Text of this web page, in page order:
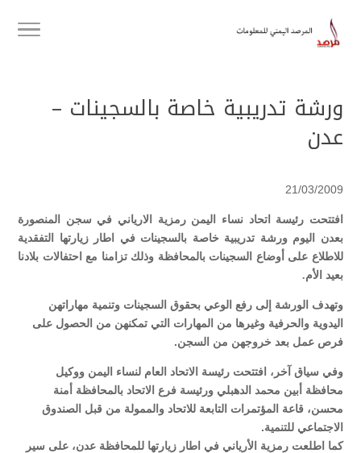
ورشة تدريبية خاصة بالسجينات –
عدن
21/03/2009
افتتحت رئيسة اتحاد نساء اليمن رمزية الارياني في سجن المنصورة
بعدن اليوم ورشة تدريبية خاصة بالسجينات في اطار زيارتها التفقدية
للاطلاع على أوضاع السجينات بالمحافظة وذلك تزامنا مع احتفالات بلادنا
بعيد الأم.
وتهدف الورشة إلى رفع الوعي بحقوق السجينات وتنمية مهاراتهن
اليدوية والحرفية وغيرها من المهارات التي تمكنهن من الحصول على
فرص عمل بعد خروجهن من السجن.
وفي سياق آخر، افتتحت رئيسة الاتحاد العام لنساء اليمن ووكيل
محافظة أبين محمد الدهبلي ورئيسة فرع الاتحاد بالمحافظة أمنة
محسن، قاعة المؤتمرات التابعة للاتحاد والممولة من قبل الصندوق
الاجتماعي للتنمية.
كما اطلعت رمزية الأرياني في اطار زيارتها للمحافظة عدن، على سير